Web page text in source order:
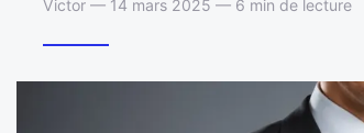
Victor — 14 mars 2025 — 6 min de lecture